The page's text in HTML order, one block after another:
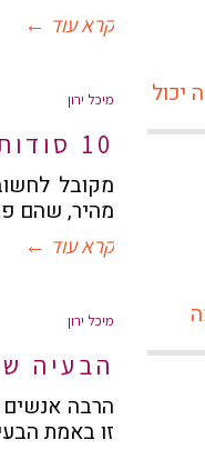
קרא עוד ←
מיכל ירון
10 סודות של אנשים רזים טבעית (ואיך זה יכול לעזור גם לכם)
מקובל
מהיר, שהם
קרא עוד ←
מיכל ירון
הבעיה
הרבה
זו באמת